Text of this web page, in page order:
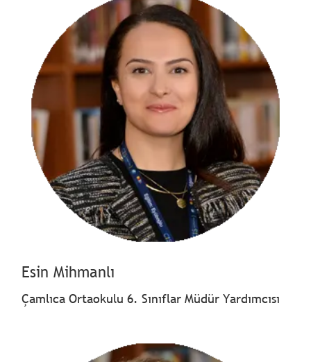
Esin Mihmanlı
Çamlıca Ortaokulu 6. Sınıflar Müdür Yardımcısı